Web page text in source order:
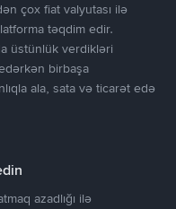
çox fiat valyutası ilə
təqdim edir.
üstünlük verdikləri
birbaşa
ala, sata və ticarət edə
azadlığı ilə